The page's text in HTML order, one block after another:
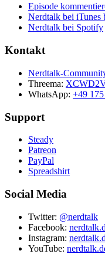
Episode
Nerdtalk bei iTunes
Nerdtalk bei Spotify
Kontakt
Nerdtalk-
Threema:
WhatsApp: +49
Support
Steady
Patreon
PayPal
Spreadshirt
Social Media
Twitter: @nerdtalk
Facebook:
Instagram:
YouTube: